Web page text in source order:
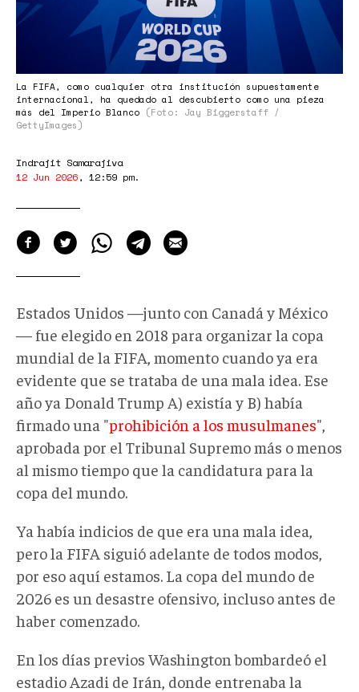
La FIFA, como cualquier otra institución supuestamente
internacional, ha quedado al descubierto como una pieza
más del Imperio Blanco (Foto: Jay Biggerstaff /
GettyImages)
Indrajit Samarajiva
12 Jun 2026, 12:59 pm.
Estados Unidos —junto con Canadá y México
— fue elegido en 2018 para organizar la copa
mundial de la FIFA, momento cuando ya era
evidente que se trataba de una mala idea. Ese
año ya Donald Trump A) existía y B) había
firmado una "prohibición a los musulmanes",
aprobada por el Tribunal Supremo más o menos
al mismo tiempo que la candidatura para la
copa del mundo.
Ya había indicios de que era una mala idea,
pero la FIFA siguió adelante de todos modos,
por eso aquí estamos. La copa del mundo de
2026 es un desastre ofensivo, incluso antes de
haber comenzado.
En los días previos Washington bombardeó el
estadio Azadi de Irán, donde entrenaba la